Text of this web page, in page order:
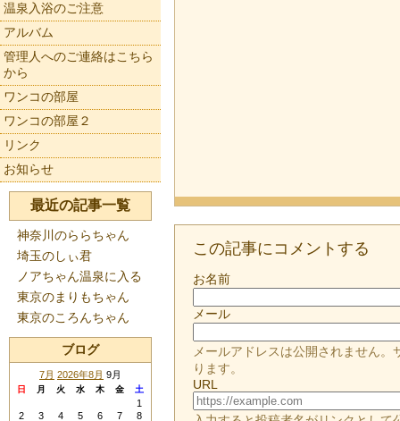
この記事にコメントする
お名前
メール
メールアドレスは公開されません
ります。
URL
温泉入浴のご注意
アルバム
管理人へのご連絡はこちら
から
ワンコの部屋
ワンコの部屋２
リンク
お知らせ
最近の記事一覧
神奈川のららちゃん
埼玉のしぃ君
ノアちゃん温泉に入る
東京のまりもちゃん
東京のころんちゃん
ブログ
7月 2026年8月 9月
日 月 火 水 木 金 土
1
2
3 4 5 6 7
8